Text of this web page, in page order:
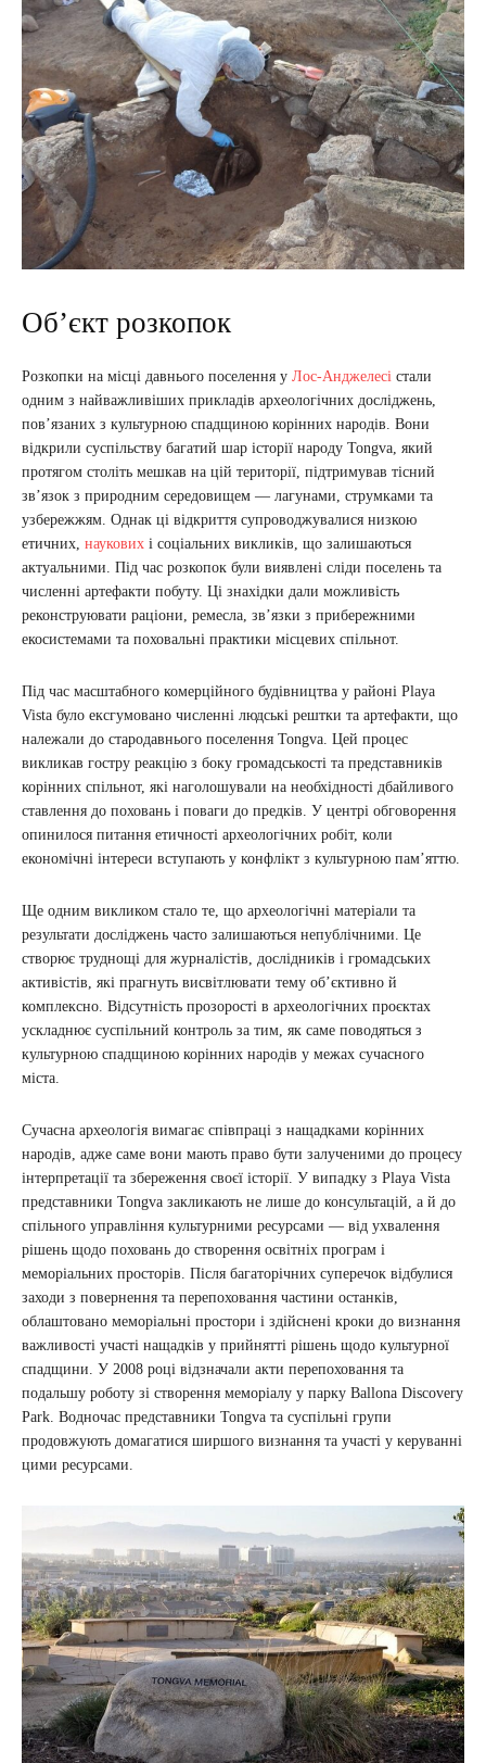
Об’єкт розкопок
Розкопки на місці давнього поселення у Лос‑Анджелесі стали
одним з найважливіших прикладів археологічних досліджень,
пов’язаних з культурною спадщиною корінних народів. Вони
відкрили суспільству багатий шар історії народу Tongva, який
протягом століть мешкав на цій території, підтримував тісний
зв’язок з природним середовищем — лагунами, струмками та
узбережжям. Однак ці відкриття супроводжувалися низкою
етичних, наукових і соціальних викликів, що залишаються
актуальними. Під час розкопок були виявлені сліди поселень та
численні артефакти побуту. Ці знахідки дали можливість
реконструювати раціони, ремесла, зв’язки з прибережними
екосистемами та поховальні практики місцевих спільнот.
Під час масштабного комерційного будівництва у районі Playa
Vista було ексгумовано численні людські рештки та артефакти, що
належали до стародавнього поселення Tongva. Цей процес
викликав гостру реакцію з боку громадськості та представників
корінних спільнот, які наголошували на необхідності дбайливого
ставлення до поховань і поваги до предків. У центрі обговорення
опинилося питання етичності археологічних робіт, коли
економічні інтереси вступають у конфлікт з культурною пам’яттю.
Ще одним викликом стало те, що археологічні матеріали та
результати досліджень часто залишаються непублічними. Це
створює труднощі для журналістів, дослідників і громадських
активістів, які прагнуть висвітлювати тему об’єктивно й
комплексно. Відсутність прозорості в археологічних проєктах
ускладнює суспільний контроль за тим, як саме поводяться з
культурною спадщиною корінних народів у межах сучасного
міста.
Сучасна археологія вимагає співпраці з нащадками корінних
народів, адже саме вони мають право бути залученими до процесу
інтерпретації та збереження своєї історії. У випадку з Playa Vista
представники Tongva закликають не лише до консультацій, а й до
спільного управління культурними ресурсами — від ухвалення
рішень щодо поховань до створення освітніх програм і
меморіальних просторів. Після багаторічних суперечок відбулися
заходи з повернення та перепоховання частини останків,
облаштовано меморіальні простори і здійснені кроки до визнання
важливості участі нащадків у прийнятті рішень щодо культурної
спадщини. У 2008 році відзначали акти перепоховання та
подальшу роботу зі створення меморіалу у парку Ballona Discovery
Park. Водночас представники Tongva та суспільні групи
продовжують домагатися ширшого визнання та участі у керуванні
цими ресурсами.